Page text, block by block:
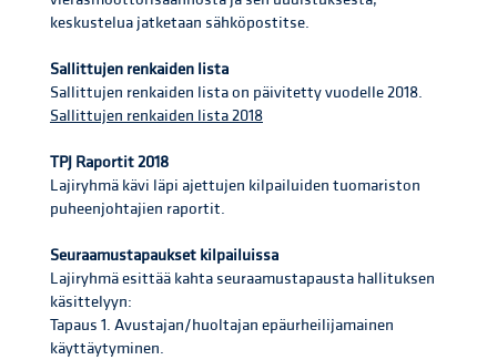
keskustelua jatketaan sähköpostitse.
Sallittujen renkaiden lista
Sallittujen renkaiden lista on päivitetty vuodelle 2018.
Sallittujen renkaiden lista 2018
TPJ Raportit 2018
Lajiryhmä kävi läpi ajettujen kilpailuiden tuomariston
puheenjohtajien raportit.
Seuraamustapaukset kilpailuissa
Lajiryhmä esittää kahta seuraamustapausta hallituksen
käsittelyyn:
Tapaus 1. Avustajan/huoltajan epäurheilijamainen
käyttäytyminen.